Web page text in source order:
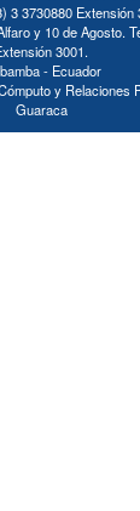
3 3730880 Extensión
y 10 de Agosto.
3001.
- Ecuador
y Relaciones
Guaraca